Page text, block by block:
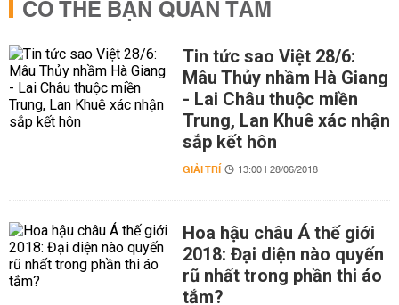
CÓ THỂ BẠN QUAN TÂM
Tin tức sao Việt 28/6:
Mâu Thủy nhầm Hà Giang
- Lai Châu thuộc miền
Trung, Lan Khuê xác nhận
sắp kết hôn
GIẢI TRÍ 13:00 | 28/06/2018
Hoa hậu châu Á thế giới
2018: Đại diện nào quyến
rũ nhất trong phần thi áo
tắm?